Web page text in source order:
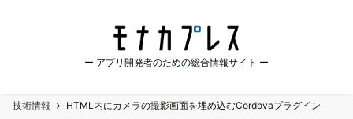
ー アプリ開発者のための総合情報サイト ー
技術情報 HTML内にカメラの撮影画面を埋め込むCordovaプラグイン